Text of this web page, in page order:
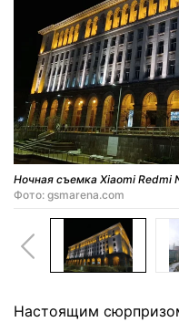
Ночная съемка Xiaomi Redmi
Фото: gsmarena.com
Настоящим